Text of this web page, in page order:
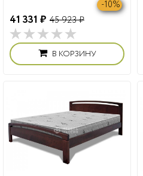
41 331 ₽ 45 923 ₽
-10%
В КОРЗИНУ